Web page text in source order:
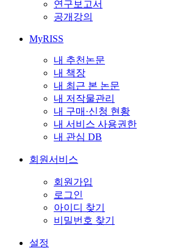
연구보고서
공개강의
MyRISS
내 추천논문
내 책장
내 최근 본 논문
내 저작물관리
내 구매·신청 현황
내 서비스 사용권한
내 관심 DB
회원서비스
회원가입
로그인
아이디 찾기
비밀번호 찾기
설정